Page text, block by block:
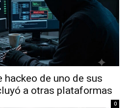
hackeo de uno de sus
a otras plataformas
0